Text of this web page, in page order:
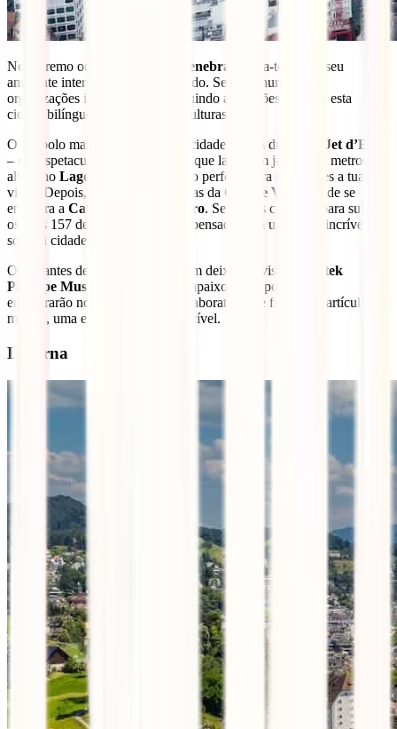
No extremo ocidental do país, Genebra
espera-te com o seu
ambiente internacional e sofisticado. Sede de numerosas
organizações internacionais, incluindo as Nações Unidas, esta
cidade bilíngue é uma fusão de culturas.
O símbolo mais reconhecível da cidade é, sem dúvida, o
Jet d’Eau
– um espetacular repuxo de água que lança um jato a 140 metros de
altura no Lago Léman
. É o ponto perfeito para começares a tua
visita. Depois, perde-te pelas ruelas da Cidade Velha
, onde se
encontra a Catedral de São Pedro. Se tiveres coragem para subir
os seus 157 degraus, serás recompensado com uma vista incrível
sobre a cidade e o lago.
Os amantes de relógios não podem deixar de visitar o
Patek
Philippe Museum
, enquanto os apaixonados por ciência
encontrarão no
, o maior laboratório de física de partículas do
mundo, uma experiência inesquecível.
Lucerna